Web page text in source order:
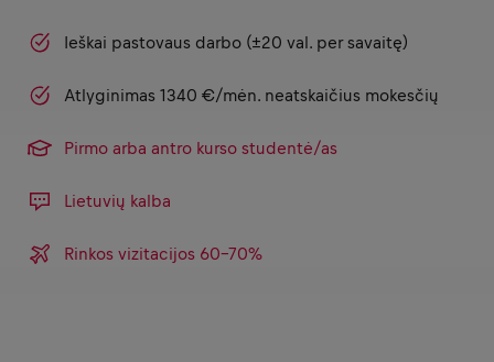
Ieškai pastovaus darbo (±20 val. per savaitę)
Atlyginimas 1340 €/mėn. neatskaičius mokesčių
Pirmo arba antro kurso studentė/as
Lietuvių kalba
Rinkos vizitacijos 60-70%